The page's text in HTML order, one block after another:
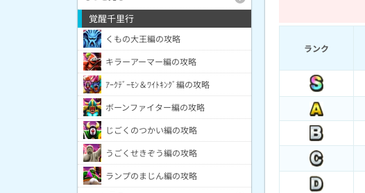
ランク
覚醒千里行
くもの大王編の攻略
キラーアーマー編の攻略
ｱｰｸﾃﾞｰﾓﾝ＆ﾜｲﾄｷﾝｸﾞ編の攻略
ボーンファイター編の攻略
じごくのつかい編の攻略
うごくせきぞう編の攻略
ランプのまじん編の攻略